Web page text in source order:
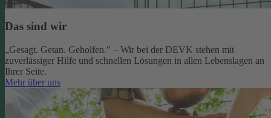
Das sind wir
„Gesagt. Getan. Geholfen." – Wir bei der DEVK stehen mit
zuverlässiger Hilfe und schnellen Lösungen in allen Lebenslagen an
Ihrer Seite.
Mehr über uns